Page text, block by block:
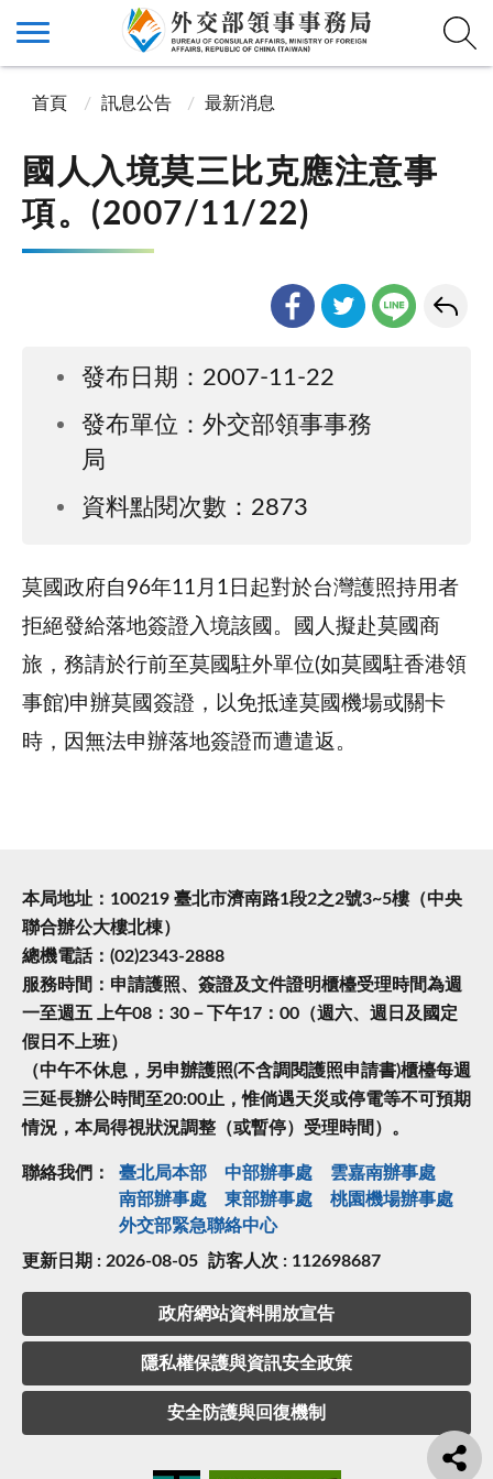
首頁 訊息公告 最新消息
國人入境莫三比克應注意事
項。(2007/11/22)
發布日期：2007-11-22
發布單位：外交部領事事務
局
資料點閱次數：2873
莫國政府自96年11月1日起對於台灣護照持用者
拒絕發給落地簽證入境該國。國人擬赴莫國商
旅，務請於行前至莫國駐外單位(如莫國駐香港領
事館)申辦莫國簽證，以免抵達莫國機場或關卡
時，因無法申辦落地簽證而遭遣返。
本局地址：100219 臺北市濟南路1段2之2號3~5樓（中央
聯合辦公大樓北棟）
總機電話：(02)2343-2888
服務時間：申請護照、簽證及文件證明櫃檯受理時間為週
一至週五 上午08：30－下午17：00（週六、週日及國定
假日不上班）
（中午不休息，另申辦護照(不含調閱護照申請書)櫃檯每週
三延長辦公時間至20:00止，惟倘遇天災或停電等不可預期
情況，本局得視狀況調整（或暫停）受理時間）。
聯絡我們： 臺北局本部 中部辦事處
雲嘉南辦事處
南部辦事處
東部辦事處
桃園機場辦事處
外交部緊急聯絡中⼼
更新日期 : 2026-08-05 訪客人次 : 112698687
政府網站資料開放宣告
隱私權保護與資訊安全政策
安全防護與回復機制